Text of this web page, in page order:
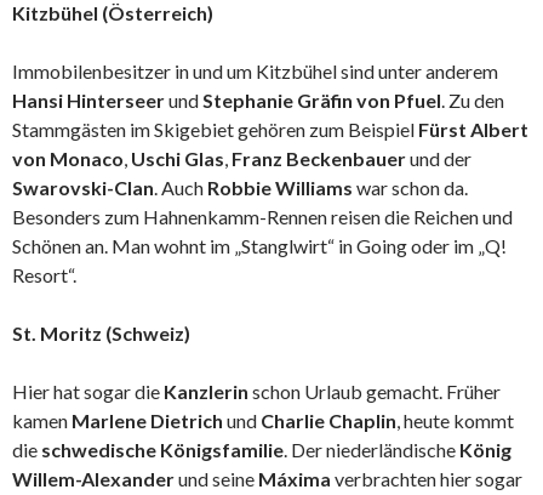
Kitzbühel (Österreich)
Immobilenbesitzer in und um Kitzbühel sind unter anderem
Hansi HinterseerundStephanie Gräfin von Pfuel. Zu den
Stammgästen im Skigebiet gehören zum Beispiel Fürst Albert
von Monaco, Uschi Glas, Franz Beckenbauerund der
Swarovski-Clan. Auch Robbie Williams war schon da.
Besonders zum Hahnenkamm-Rennen reisen die Reichen und
Schönen an. Man wohnt im „Stanglwirt“ in Going oder im „Q!
Resort“.
St. Moritz (Schweiz)
Hier hat sogar die Kanzlerin schon Urlaub gemacht. Früher
kamen Marlene Dietrich und Charlie Chaplin, heute kommt
die schwedische Königsfamilie. Der niederländische König
Willem-Alexanderund seine Máxima verbrachten hier sogar